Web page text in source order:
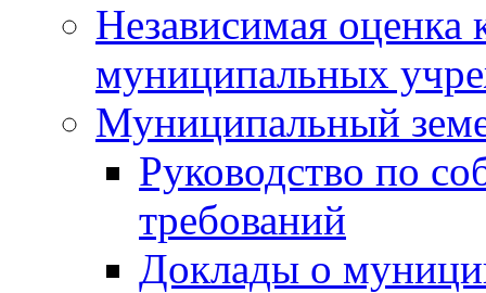
Независимая оценка
муниципальных
Муниципальный
Руководство по
требований
Доклады о